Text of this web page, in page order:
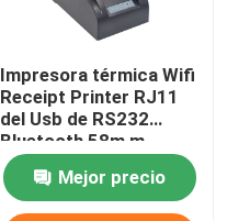
Impresora térmica Wifi
Receipt Printer RJ11
del Usb de RS232
Bluetooth 58m m
Mejor precio